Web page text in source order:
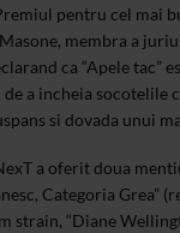
pentru cel mai
membra a
ca “Apele tac”
a incheia socotelile
si dovada unui
a oferit doua
Categoria Grea”
strain, “Diane